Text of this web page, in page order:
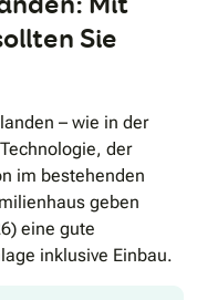
Sie
– wie in der
der
im bestehenden
geben
eine gute
inklusive Einbau.